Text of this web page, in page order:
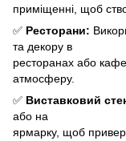
приміщенні, щоб
✅ Ресторани:
та декору в
ресторанах або
атмосферу.
✅ Виставковий
або на
ярмарку, щоб